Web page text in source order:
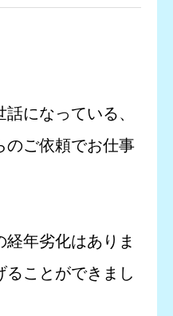
になっている、
のご依頼でお仕事
年劣化はありま
ることができまし